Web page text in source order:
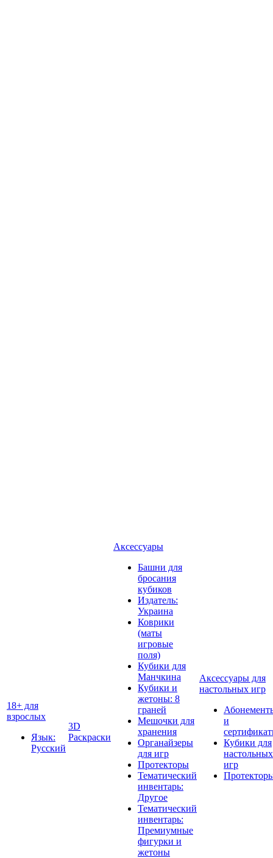
18+ для
взрослых
Язык:
Русский
3D
Раскраски
Аксессуары
Башни для
бросания
кубиков
Издатель:
Украина
Коврики
(маты
игровые
поля)
Кубики для
Манчкина
Кубики и
жетоны: 8
граней
Мешочки для
хранения
Органайзеры
для игр
Протекторы
Тематический
инвентарь:
Другое
Тематический
инвентарь:
Премиумные
фигурки и
жетоны
Аксессуары для
настольных игр
и
Кубики для
настольных
игр